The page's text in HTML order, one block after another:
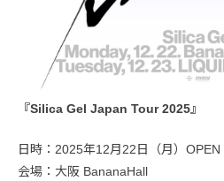
『Silica Gel Japan Tour 2025』
日時：2025年12月22日（月）
会場：大阪 BananaHall